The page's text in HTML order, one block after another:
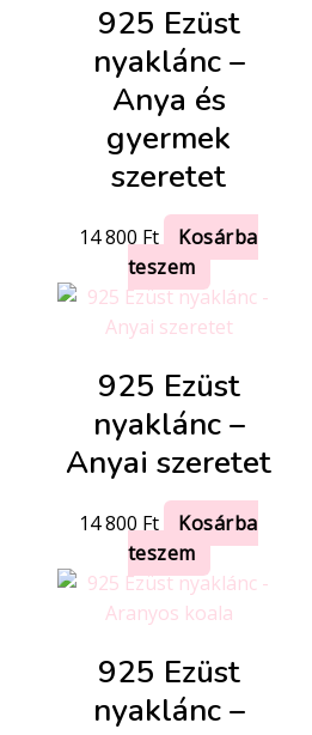
925 Ezüst
nyaklánc –
Anya és
gyermek
szeretet
14 800 Ft
Kosárba
teszem
925 Ezüst
nyaklánc –
Anyai szeretet
14 800 Ft
Kosárba
teszem
925 Ezüst
nyaklánc –